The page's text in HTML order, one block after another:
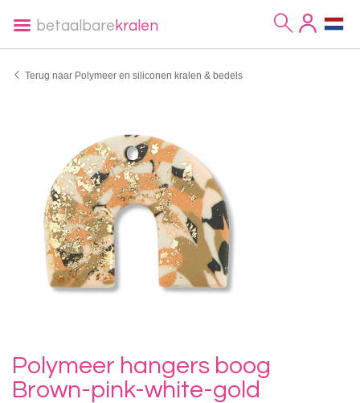
betaalbare kralen
Terug naar Polymeer en siliconen kralen & bedels
Polymeer hangers boog
Brown-pink-white-gold